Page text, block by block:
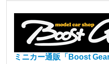
ミニカー通販「Boost Gear